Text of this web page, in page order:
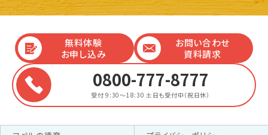
無料体験
お申し込み
お問い合わせ
資料請求
0800-777-8777
受付 9:30～18:30 土日も受付中（祝日休）